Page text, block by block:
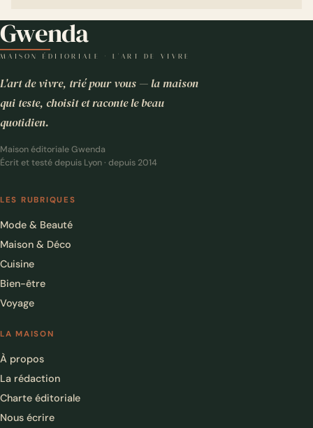
Gwenda
MAISON ÉDITORIALE · L'ART DE VIVRE
L'art de vivre, trié pour vous — la maison
qui teste, choisit et raconte le beau
quotidien.
Maison éditoriale Gwenda
Écrit et testé depuis Lyon · depuis 2014
LES RUBRIQUES
Mode & Beauté
Maison & Déco
Cuisine
Bien-être
Voyage
LA MAISON
À propos
La rédaction
Charte éditoriale
Nous écrire